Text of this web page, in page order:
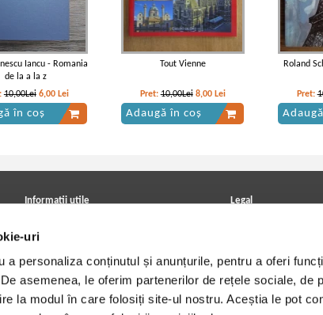
uri
a personaliza conținutul și anunțurile, pentru a oferi
asemenea, le oferim partenerilor de rețele sociale, de
la modul în care folosiți site-ul nostru. Aceștia le pot
Iancu - Romania
de la a la z
10,00Lei 6,00 Lei
în coș
Tout Vienne
Pret:10,00Lei 8,00 Lei
Adaugă în coș
Roland
Pret:
Informatii utile
Achizitii viniluri, casete, CD/DVD
Cum cumpar?
Politica de livrare
Retur comenzi
Angajari - Cariere
Legal
Termeni si conditii
Utilizare cookie-uri